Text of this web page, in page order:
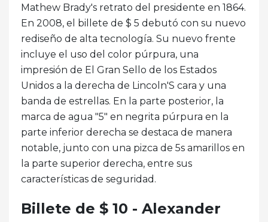
Mathew Brady's retrato del presidente en 1864.
En 2008, el billete de $ 5 debutó con su nuevo
rediseño de alta tecnología. Su nuevo frente
incluye el uso del color púrpura, una
impresión de El Gran Sello de los Estados
Unidos a la derecha de Lincoln'S cara y una
banda de estrellas. En la parte posterior, la
marca de agua "5" en negrita púrpura en la
parte inferior derecha se destaca de manera
notable, junto con una pizca de 5s amarillos en
la parte superior derecha, entre sus
características de seguridad.
Billete de $ 10 - Alexander